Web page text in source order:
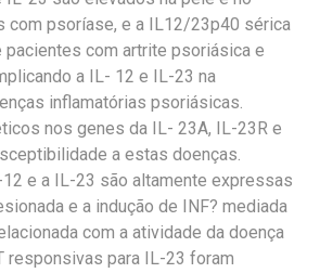
com psoríase, e a IL12/23p40 sérica
com artrite psoriásica e
a IL- 12 e IL-23 na
inflamatórias psoriásicas.
nos genes da IL- 23A, IL-23R e
a estas doenças.
e a IL-23 são altamente expressas
e a indução de INF? mediada
com a atividade da doença
responsivas para IL-23 foram